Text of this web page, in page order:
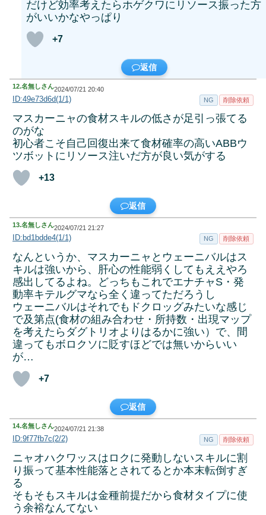
だけど効率考えたらホゲクワにリソース振った方
がいいかなやっぱり
+7
返信
12.名無しさん2024/07/21 20:40
ID:49e73d6d(1/1) NG 削除依頼
マスカーニャの食材スキルの低さが足引っ張てる
のがな
初心者こそ自己回復出来て食材確率の高いABBウ
ツボットにリソース注いだ方が良い気がする
+13
返信
13.名無しさん2024/07/21 21:27
ID:bd1bdde4(1/1) NG 削除依頼
なんというか、マスカーニャとウェーニバルはス
キルは強いから、肝心の性能弱くしてもええやろ
感出してるよね。どっちもこれでエナチャS・発
動率キテルグマなら全く違ってただろうし
ウェーニバルはそれでもドクロッグみたいな感じ
で及第点(食材の組み合わせ・所持数・出現マップ
を考えたらダグトリオよりはるかに強い）で、間
違ってもボロクソに貶すほどでは無いからいい
が…
+7
返信
14.名無しさん2024/07/21 21:38
ID:9f77fb7c(2/2) NG 削除依頼
ニャオハクワッスはロクに発動しないスキルに割
り振って基本性能落とされてるとか本末転倒すぎ
る
そもそもスキルは金種前提だから食材タイプに使
う余裕なんてない